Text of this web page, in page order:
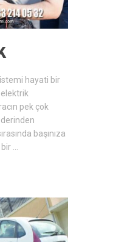
hayati bir
pek çok
derinden
başınıza
…